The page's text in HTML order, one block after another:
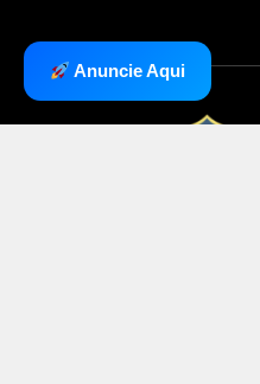
Anuncie Aqui